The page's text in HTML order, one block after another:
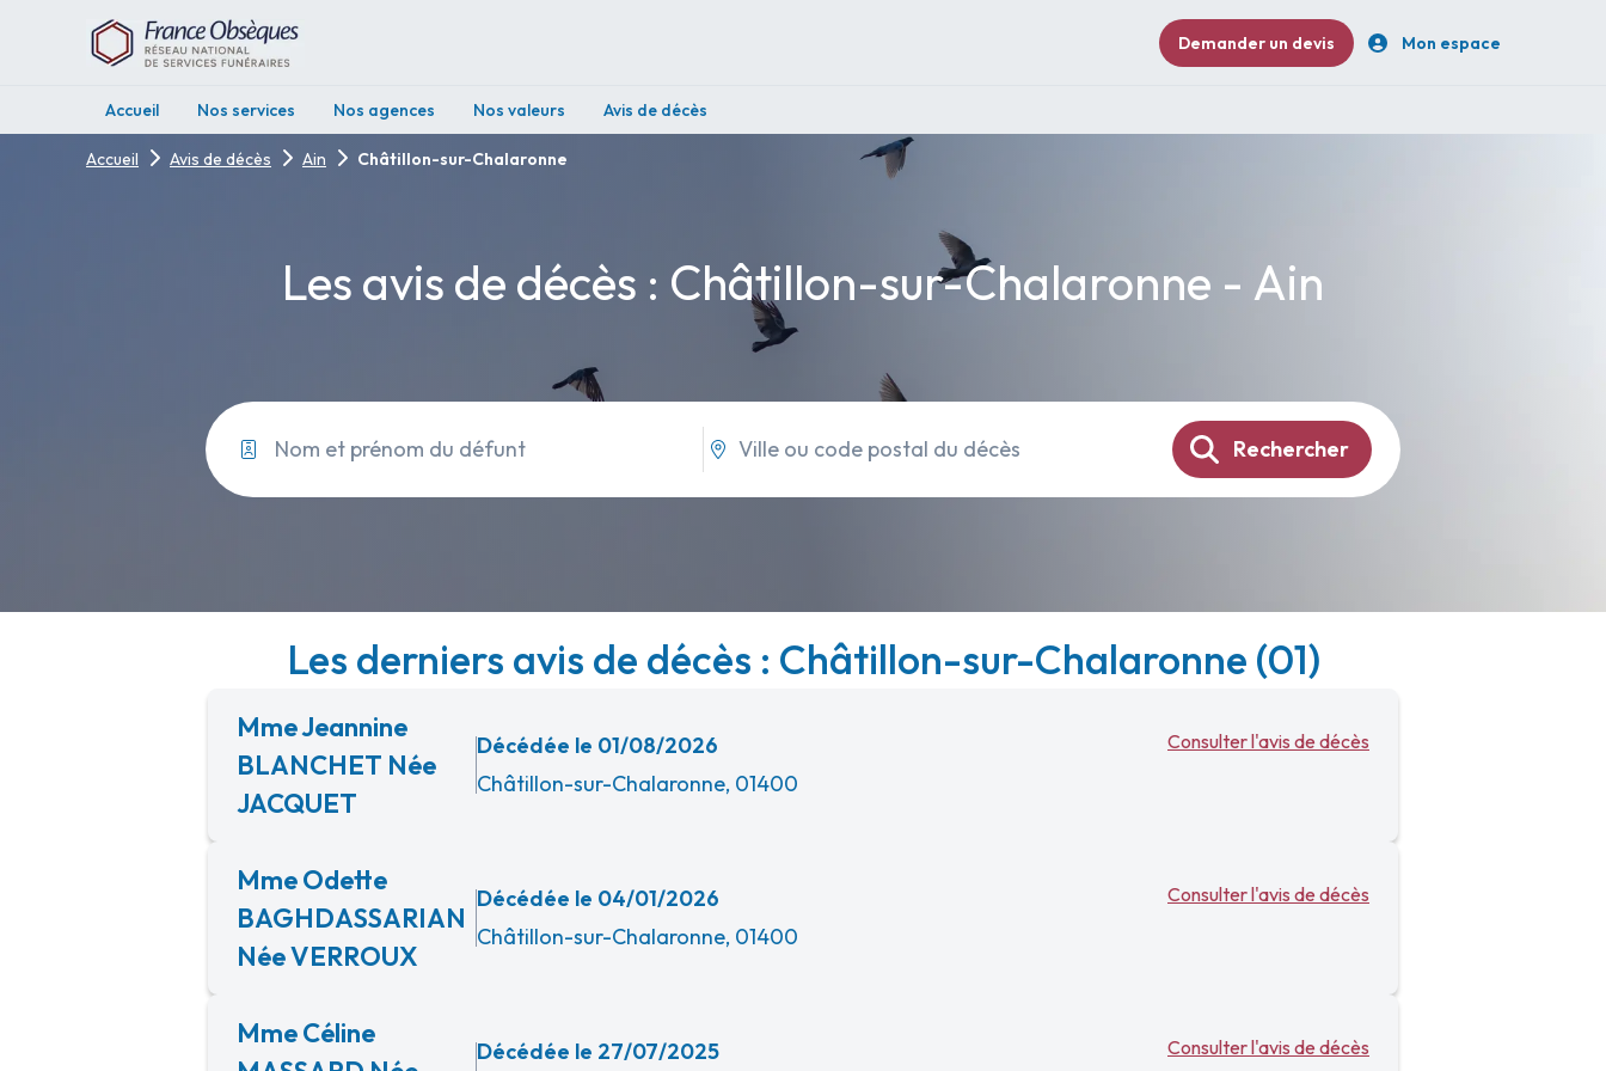
Demander un devis Mon espace
Accueil Nos services Nos agences Nos valeurs Avis de décès
Accueil Avis de décès Ain Châtillon-sur-Chalaronne
Les avis de décès : Châtillon-sur-Chalaronne - Ain
Rechercher
Les derniers avis de décès : Châtillon-sur-Chalaronne (01)
Mme Jeannine
BLANCHET Née
JACQUET
Décédée le 01/08/2026
Châtillon-sur-Chalaronne, 01400
Consulter l'avis de décès
Mme Odette
BAGHDASSARIAN
Née VERROUX
Décédée le 04/01/2026
Châtillon-sur-Chalaronne, 01400
Consulter l'avis de décès
Mme Céline
Décédée le 27/07/2025 Consulter l'avis de décès